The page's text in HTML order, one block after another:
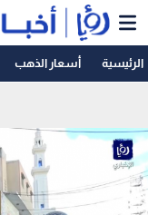
الرئيسية أسعار الذهب